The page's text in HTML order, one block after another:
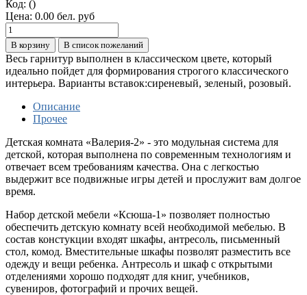
Код: ()
Цена: 0.00 бел. руб
В корзину В список пожеланий
Весь гарнитур выполнен в классическом цвете, который
идеально пойдет для формирования строгого классического
интерьера. Варианты вставок:сиреневый, зеленый, розовый.
Описание
Прочее
Детская комната «Валерия-2» - это модульная система для
детской, которая выполнена по современным технологиям и
отвечает всем требованиям качества. Она с легкостью
выдержит все подвижные игры детей и прослужит вам долгое
время.
Набор детской мебели «Ксюша-1» позволяет полностью
обеспечить детскую комнату всей необходимой мебелью. В
состав констукции входят шкафы, антресоль, письменный
стол, комод. Вместительные шкафы позволят разместить все
одежду и вещи ребенка. Антресоль и шкаф с открытыми
отделениями хорошо подходят для книг, учебников,
сувениров, фотографий и прочих вещей.